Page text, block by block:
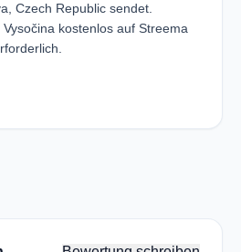
Czech Republic sendet.
kostenlos auf Streema